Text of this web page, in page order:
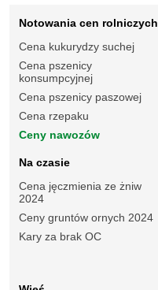
Notowania cen rolniczych
Cena kukurydzy suchej
Cena pszenicy
konsumpcyjnej
Cena pszenicy paszowej
Cena rzepaku
Ceny nawozów
Na czasie
Cena jęczmienia ze żniw
2024
Ceny gruntów ornych 2024
Kary za brak OC